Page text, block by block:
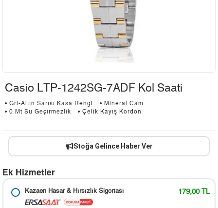
Casio LTP-1242SG-7ADF Kol Saati
• Gri-Altın Sarısı Kasa Rengi
• Mineral Cam
• 0 Mt Su Geçirmezlik
• Çelik Kayış Kordon
Stoğa Gelince Haber Ver
Ek Hizmetler
Kazaen Hasar & Hırsızlık Sigortası 179,00 TL